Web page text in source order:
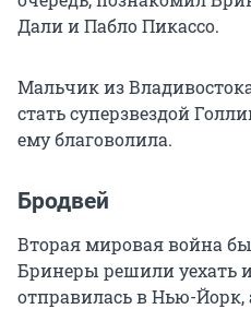
Дали и Пабло Пикассо.
Мальчик из
стать суперзвездой
ему благоволила.
Бродвей
Вторая мировая война
Бринеры решили уехать
отправилась в Нью-